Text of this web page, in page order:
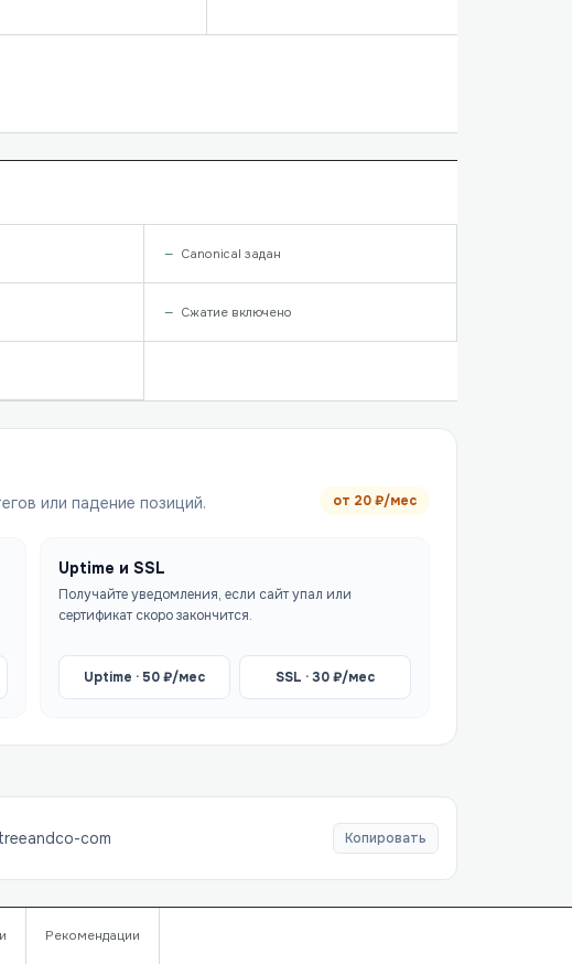
Canonical задан
Сжатие включено
или падение позиций. от 20₽/мес
Uptime и SSL
Получайте уведомления, если сайт упал или
сертификат скоро закончится.
Uptime ·50₽/мес SSL ·30₽/мес
com Копировать
Рекомендации